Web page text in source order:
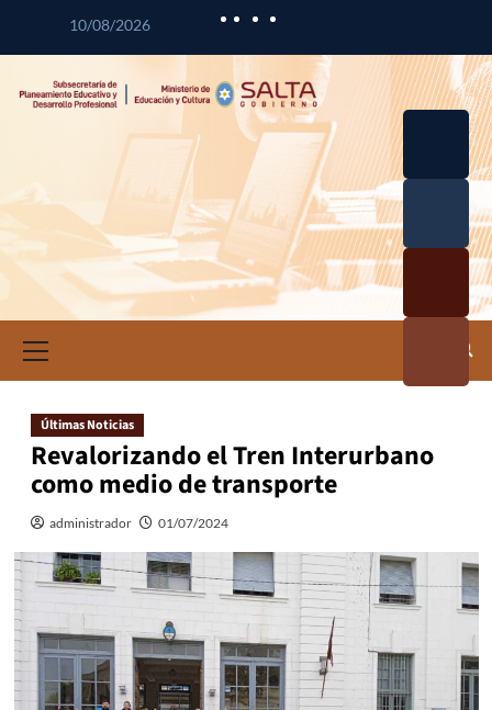
10/08/2026
Últimas Noticias
Revalorizando el Tren Interurbano
como medio de transporte
administrador 01/07/2024
Curricul
Profesio
a
Investig
a